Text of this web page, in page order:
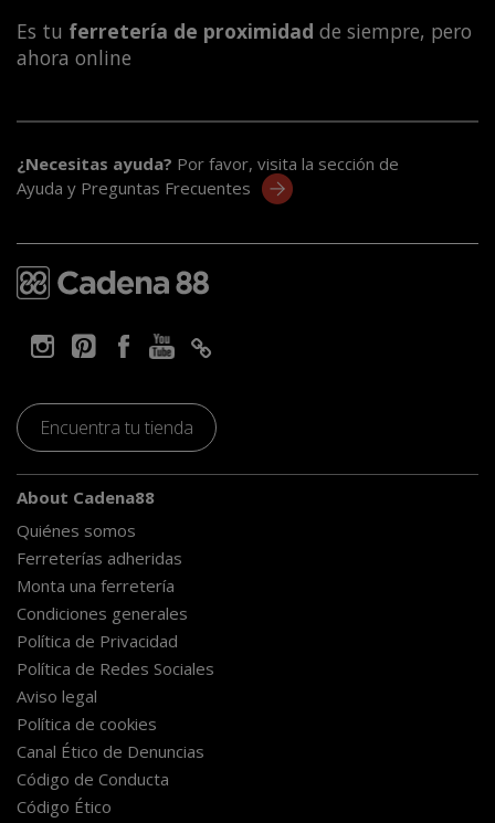
Es tu ferretería de proximidad de siempre, pero
ahora online
¿Necesitas ayuda? Por favor, visita la sección de
Ayuda y Preguntas Frecuentes
Encuentra tu tienda
About Cadena88
Quiénes somos
Ferreterías adheridas
Monta una ferretería
Condiciones generales
Política de Privacidad
Política de Redes Sociales
Aviso legal
Política de cookies
Canal Ético de Denuncias
Código de Conducta
Código Ético